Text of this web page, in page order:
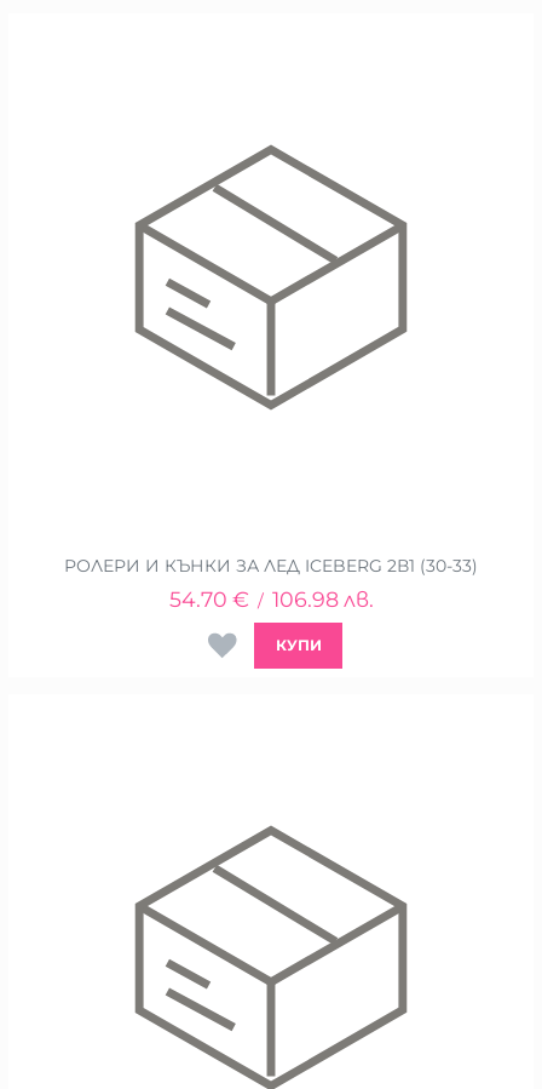
РОЛЕРИ И КЪНКИ ЗА ЛЕД ICEBERG 2В1 (30-33)
54.70 € / 106.98 лв.
КУПИ